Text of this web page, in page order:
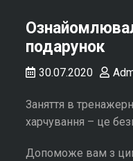
подарунок
30.07.2020
Заняття в
харчування – це
Допоможе вам з